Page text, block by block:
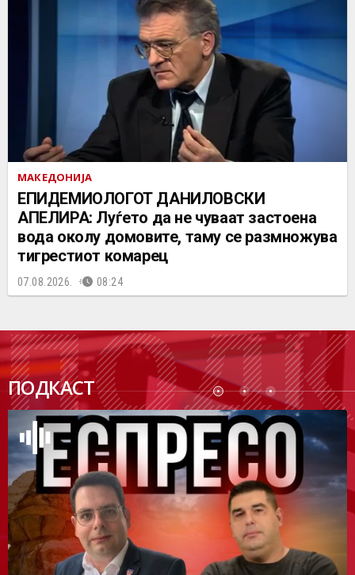
МАКЕДОНИЈА
EПИДЕМИОЛОГОТ ДАНИЛОВСКИ
АПЕЛИРА: Луѓето да не чуваат застоена
вода околу домовите, таму се размножува
тигрестиот комарец
07.08.2026. 08:24
ПОДКАСТ
ПОДК
АСТ